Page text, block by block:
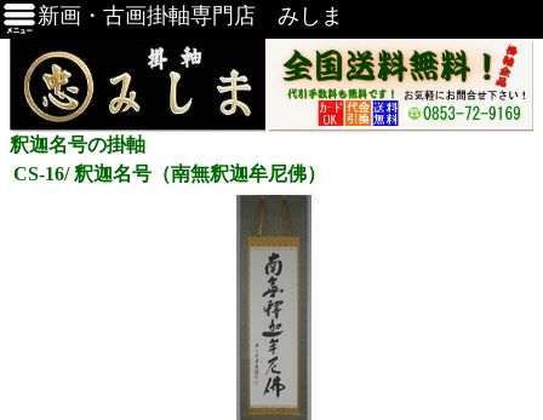
新画・古画掛軸専門店 みしま
釈迦名号の掛軸
CS-16/ 釈迦名号（南無釈迦牟尼佛）